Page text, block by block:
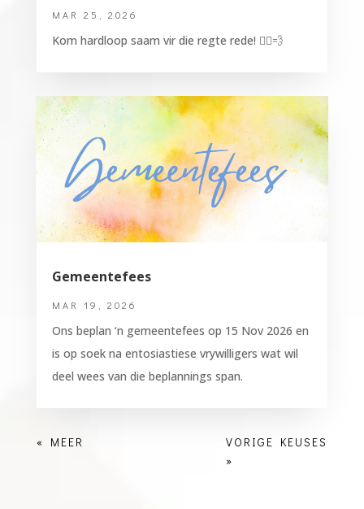
MAR 25, 2026
Kom hardloop saam vir die regte rede! 🏃‍♂️💨
Gemeentefees
MAR 19, 2026
Ons beplan ‘n gemeentefees op 15 Nov 2026 en
is op soek na entosiastiese vrywilligers wat wil
deel wees van die beplannings span.